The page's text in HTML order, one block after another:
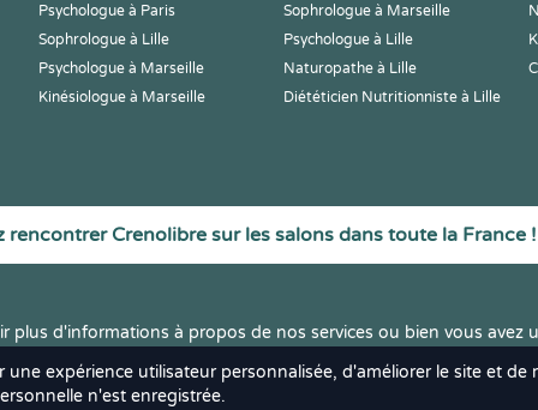
expérience utilisateur personnalisée, d'améliorer le site et de
n'est enregistrée.
Psychologue à Paris Sophrologue à Marseille
Sophrologue à Lille
Psychologue à Lille
Psychologue à Marseille
Naturopathe à Lille
Kinésiologue à Marseille
Diététicien Nutritionniste à Lille
rencontrer Crenolibre sur les salons dans toute la France !
plus d'informations à propos de nos services ou bien vous